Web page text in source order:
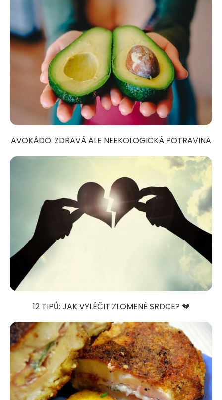
AVOKÁDO: ZDRAVÁ ALE NEEKOLOGICKÁ POTRAVINA
12 TIPŮ: JAK VYLÉČIT ZLOMENÉ SRDCE? 💔